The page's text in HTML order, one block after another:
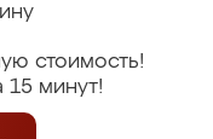
стоимость!
15 минут!